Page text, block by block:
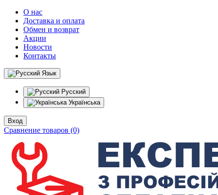
О нас
Доставка и оплата
Обмен и возврат
Акции
Новости
Контакты
Язык
Русский
Українська
Вход
Сравнение товаров (0)